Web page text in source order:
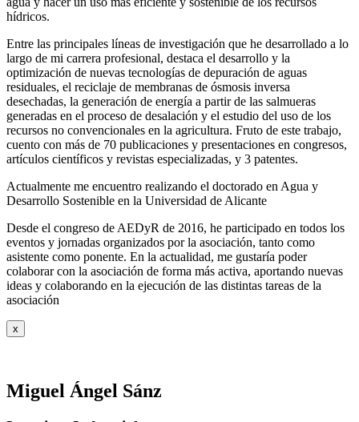
hídricos.
Entre las principales líneas de investigación que he desarrollado a lo
largo de mi carrera profesional, destaca el desarrollo y la
optimización de nuevas tecnologías de depuración de aguas
residuales, el reciclaje de membranas de ósmosis inversa
desechadas, la generación de energía a partir de las salmueras
generadas en el proceso de desalación y el estudio del uso de los
recursos no convencionales en la agricultura. Fruto de este trabajo,
cuento con más de 70 publicaciones y presentaciones en congresos,
artículos científicos y revistas especializadas, y 3 patentes.
Actualmente me encuentro realizando el doctorado en Agua y
Desarrollo Sostenible en la Universidad de Alicante
Desde el congreso de AEDyR de 2016, he participado en todos los
eventos y jornadas organizados por la asociación, tanto como
asistente como ponente. En la actualidad, me gustaría poder
colaborar con la asociación de forma más activa, aportando nuevas
ideas y colaborando en la ejecución de las distintas tareas de la
asociación
x
Miguel Ángel Sánz